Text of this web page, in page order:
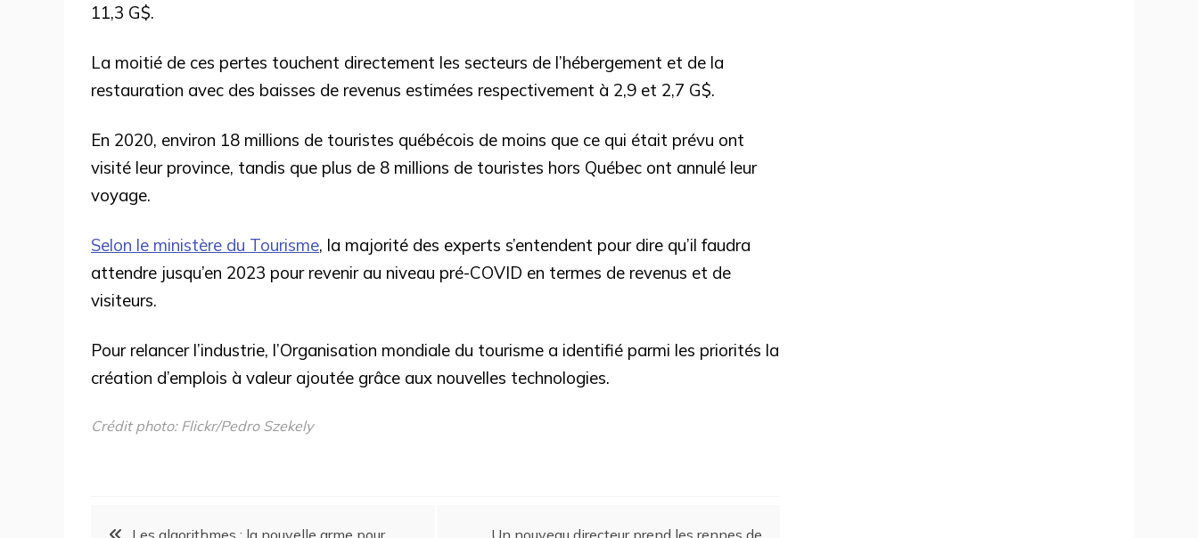
11,3 G$.
La moitié de ces pertes touchent directement les secteurs de l’hébergement et de la
restauration avec des baisses de revenus estimées respectivement à 2,9 et 2,7 G$.
En 2020, environ 18 millions de touristes québécois de moins que ce qui était prévu ont
visité leur province, tandis que plus de 8 millions de touristes hors Québec ont annulé leur
voyage.
Selon le ministère du Tourisme, la majorité des experts s’entendent pour dire qu’il faudra
attendre jusqu’en 2023 pour revenir au niveau pré-COVID en termes de revenus et de
visiteurs.
Pour relancer l’industrie, l’Organisation mondiale du tourisme a identifié parmi les priorités la
création d’emplois à valeur ajoutée grâce aux nouvelles technologies.
Crédit photo: Flickr/Pedro Szekely
Les algorithmes : la nouvelle arme pour Un nouveau directeur prend les rennes de